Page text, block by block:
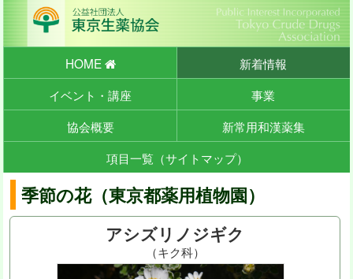
HOME
新着情報
イベント・講座
事業
協会概要
新常用和漢薬集
項目一覧（サイトマップ）
季節の花（東京都薬用植物園）
アシズリノジギク
（キク科）